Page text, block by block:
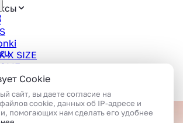
X SIZE
Cookie
сайт, вы даете согласие на
cookie, данных об IP-адресе и
помогающих нам сделать его удобнее